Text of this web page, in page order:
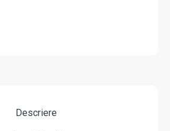
Descriere